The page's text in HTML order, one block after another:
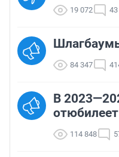
19 072 43
84 347
В
114 848